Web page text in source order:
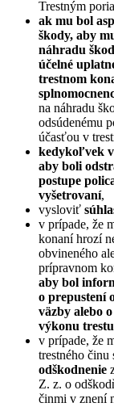
Trestným
ak mu bol
škody, aby
náhradu
účelné
trestnom
na náhradu
odsúdenému
účasťou v
kedykoľvek
aby boli
postupe
vyšetrovaní,
vysloviť
v prípade, že
konaní hrozí
obvineného
prípravnom
aby bol
o prepustení
väzby alebo
výkonu
v prípade, že
trestného činu
odškodnenie
Z. z. o
činmi v znení